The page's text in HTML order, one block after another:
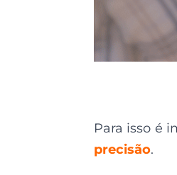
Para isso é
precisão.